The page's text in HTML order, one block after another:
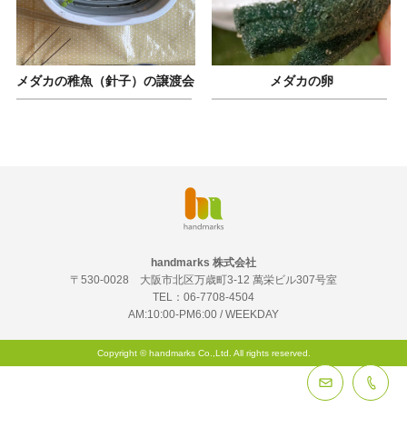
メダカの稚魚（針子）の譲渡会 メダカの卵
handmarks 株式会社
〒530-0028 大阪市北区万歳町3-12 萬栄ビル307号室
TEL： 06-7708-4504
AM:10:00-PM6:00 / WEEKDAY
Copyright © handmarks Co.,Ltd. All rights reserved.